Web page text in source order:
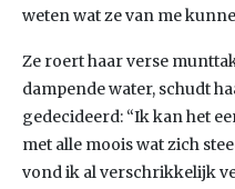
weten wat ze van me
Ze roert haar verse
dampende water, schudt
gedecideerd: “Ik kan het
met alle moois wat zich
vond ik al verschrikkelijk